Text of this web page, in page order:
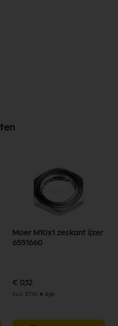
Moer M10x1 zeskant ijzer
6551660
€ 0,12
€ 0,10